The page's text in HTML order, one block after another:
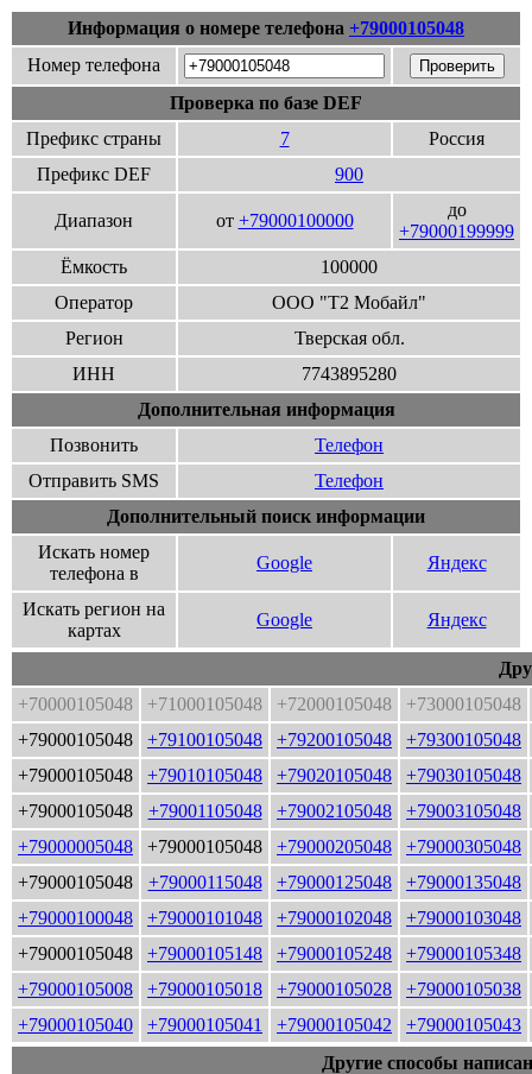
Информация о номере телефона +79000105048
Номер телефона
Проверка по базе DEF
Префикс страны
7
Россия
Префикс DEF
900
Диапазон от +79000100000
до
+79000199999
Ёмкость
100000
Оператор
ООО "Т2 Мобайл"
Регион
Тверская обл.
ИНН
7743895280
Дополнительная информация
Позвонить
Телефон
Отправить SMS
Телефон
Дополнительный поиск информации
Искать номер
телефона в
Google Яндекс
Искать регион на
картах
Google Яндекс
+70000105048
+71000105048 +72000105048
+73000105048
+79000105048
+79100105048 +79200105048
+79300105048
+79000105048
+79010105048 +79020105048
+79030105048
+79000105048
+79001105048 +79002105048
+79003105048
+79000005048
+79000105048 +79000205048
+79000305048
+79000105048
+79000115048 +79000125048
+79000135048
+79000100048
+79000101048 +79000102048
+79000103048
+79000105048
+79000105148 +79000105248
+79000105348
+79000105008
+79000105018 +79000105028
+79000105038
+79000105040
+79000105041 +79000105042
+79000105043
Другие способы